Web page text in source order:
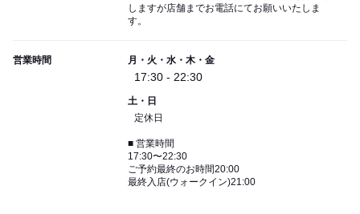
しますが店舗までお電話にてお願いいたしま
す。
営業時間 月・火・水・木・金
17:30 - 22:30
土・日
定休日
■ 営業時間
17:30〜22:30
ご予約最終のお時間20:00
最終入店(ウォークイン)21:00